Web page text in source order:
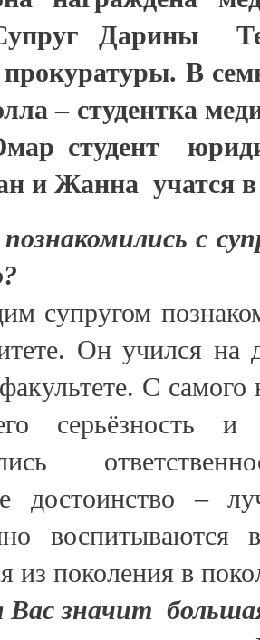
Дарины
В
– студентка
студент
и Жанна учатся
с
супругом
Он учился на
С самого
серьёзность и
достоинство –
воспитываются
из поколения в
значит